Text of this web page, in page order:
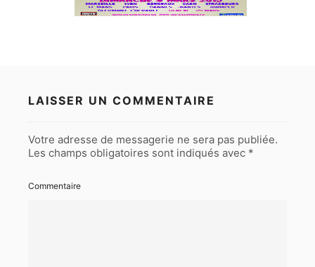
LAISSER UN COMMENTAIRE
Votre adresse de messagerie ne sera pas publiée.
Les champs obligatoires sont indiqués avec *
Commentaire